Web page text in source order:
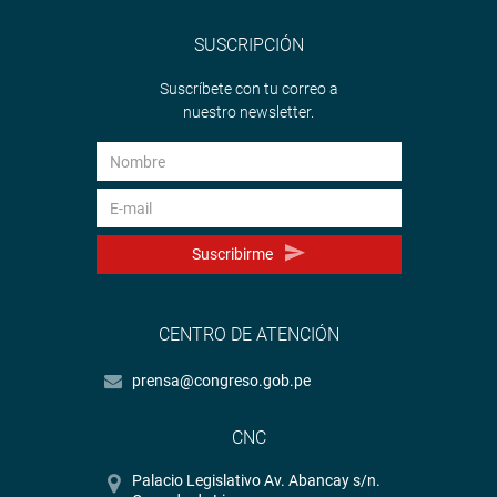
SUSCRIPCIÓN
Suscríbete con tu correo a
nuestro newsletter.
Suscribirme
CENTRO DE ATENCIÓN
prensa@congreso.gob.pe
CNC
Palacio Legislativo Av. Abancay s/n.